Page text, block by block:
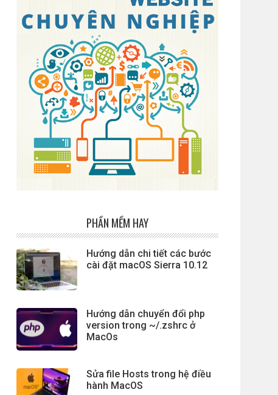
PHẦN MỀM HAY
Hướng dẫn chi tiết các bước
cài đặt macOS Sierra 10.12
Hướng dẫn chuyển đổi php
version trong ~/.zshrc ở
MacOs
Sửa file Hosts trong hệ điều
hành MacOS